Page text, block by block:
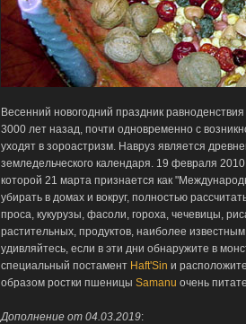
Весенний новогодний праздник
3000 лет назад, почти одновременно с
уходят в зороастризм. Навруз является
земледельческого календаря. 19 февраля
которой 21 марта признается как
убирать в домах и вокруг, полностью
проса, кукурузы, фасоли, гороха, чечевицы,
растительных, продуктов, наиболее
удивляйтесь, если в эти дни обнаружите в
специальный постамент Haft'Sin и
образом ростки пшеницы Samanu очень
Дополнение от 04.03.2019: